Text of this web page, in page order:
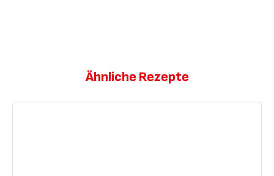
Ähnliche Rezepte